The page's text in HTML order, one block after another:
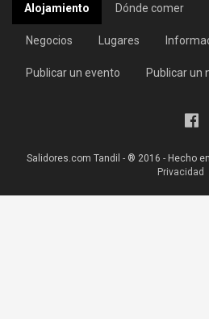
Alojamiento Dónde comer
Negocios Lugares
Publicar un evento Publicar un
Salidores.com Tandil - ® 2016 - Hecho
Privacidad